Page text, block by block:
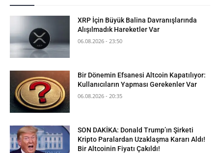
XRP İçin Büyük Balina Davranışlarında
Alışılmadık Hareketler Var
06.08.2026 - 23:50
Bir Dönemin Efsanesi Altcoin Kapatılıyor:
Kullanıcıların Yapması Gerekenler Var
06.08.2026 - 20:35
SON DAKİKA: Donald Trump’ın Şirketi
Kripto Paralardan Uzaklaşma Kararı Aldı!
Bir Altcoinin Fiyatı Çakıldı!